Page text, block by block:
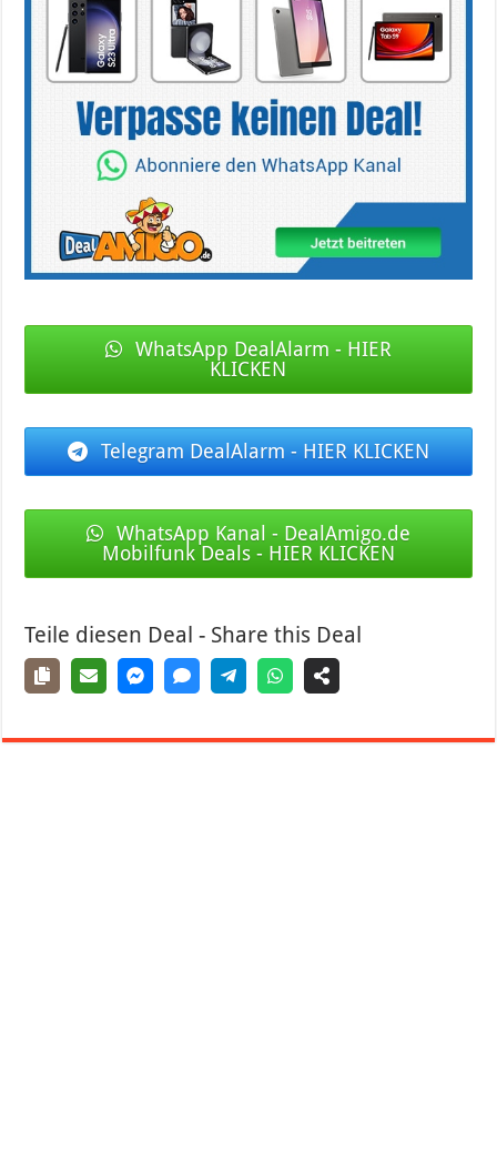
WhatsApp DealAlarm - HIER
KLICKEN
Telegram DealAlarm - HIER KLICKEN
WhatsApp Kanal - DealAmigo.de
Mobilfunk Deals - HIER KLICKEN
Teile diesen Deal - Share this Deal